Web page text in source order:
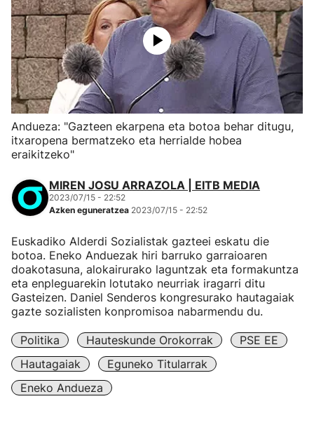
Andueza: "Gazteen ekarpena eta botoa behar ditugu,
itxaropena bermatzeko eta herrialde hobea
eraikitzeko"
MIREN JOSU ARRAZOLA | EITB MEDIA
2023/07/15 - 22:52
Azken eguneratzea 2023/07/15 - 22:52
Euskadiko Alderdi Sozialistak gazteei eskatu die
botoa. Eneko Anduezak hiri barruko garraioaren
doakotasuna, alokairurako laguntzak eta formakuntza
eta enpleguarekin lotutako neurriak iragarri ditu
Gasteizen. Daniel Senderos kongresurako hautagaiak
gazte sozialisten konpromisoa nabarmendu du.
Politika Hauteskunde Orokorrak
PSE EE
Hautagaiak
Eguneko Titularrak
Eneko Andueza